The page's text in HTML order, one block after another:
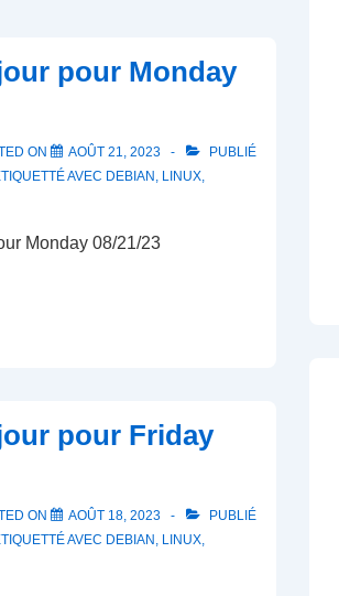
pour Monday
ON AOÛT 21, 2023
PUBLIÉ
AVEC DEBIAN , LINUX,
Monday 08/21/23
pour Friday
ON AOÛT 18, 2023
PUBLIÉ
AVEC DEBIAN , LINUX,